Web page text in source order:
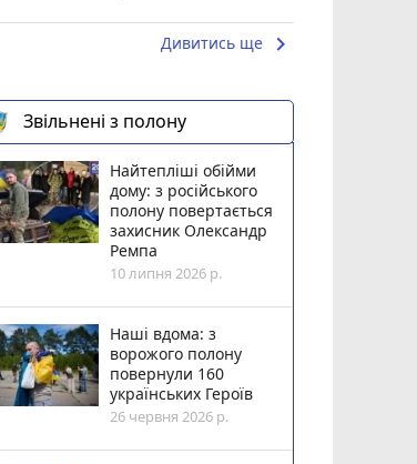
Дивитись ще keyboard_arrow_right
Звільнені з полону
Найтепліші обійми
дому: з російського
полону повертається
захисник Олександр
Ремпа
10 липня 2026 р.
Наші вдома: з
ворожого полону
повернули 160
українських Героїв
26 червня 2026 р.